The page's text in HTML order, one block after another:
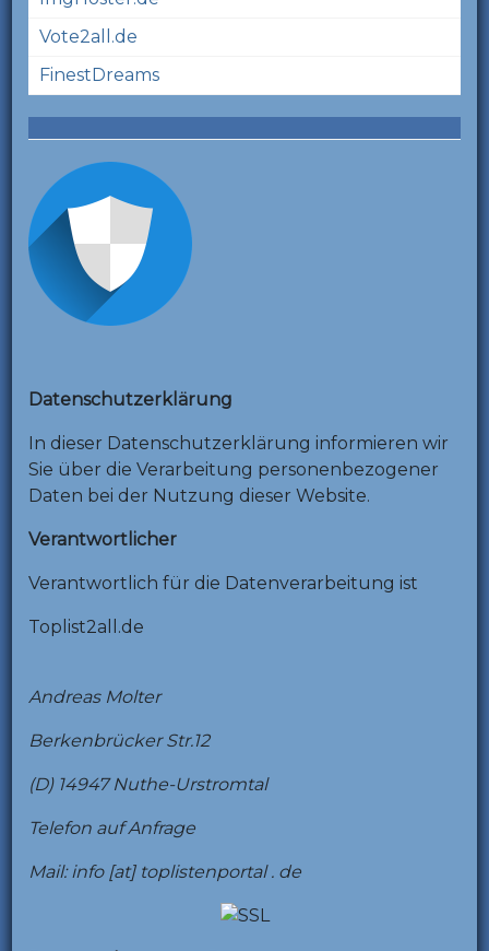
Vote2all.de
FinestDreams
Datenschutzerklärung
In dieser Datenschutzerklärung informieren wir
Sie über die Verarbeitung personenbezogener
Daten bei der Nutzung dieser Website.
Verantwortlicher
Verantwortlich für die Datenverarbeitung ist
Toplist2all.de
Andreas Molter
Berkenbrücker Str.12
(D) 14947 Nuthe-Urstromtal
Telefon auf Anfrage
Mail: info [at] toplistenportal . de